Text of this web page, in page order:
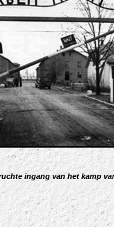
ingang van het kamp